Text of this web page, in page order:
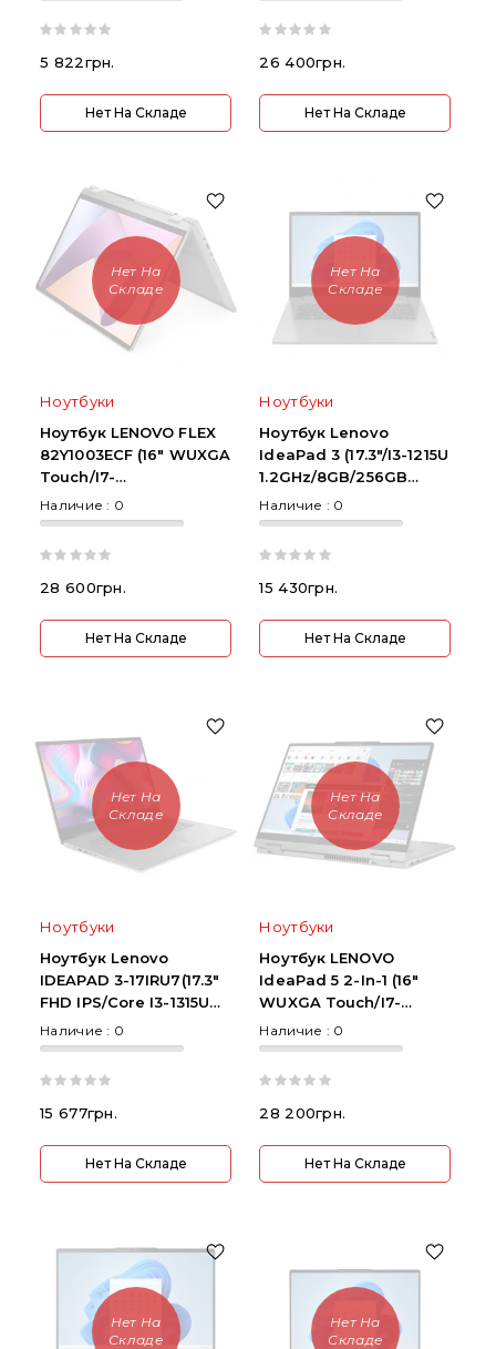
5 822грн.
Нет На Складе
26 400грн.
Нет На Складе
Нет На
Складе
Ноутбуки
Ноутбук LENOVO FLEX
82Y1003ECF (16" WUXGA
Touch/i7-
1355U/16GB/1TB
SSD/Win 11)
Наличие : 0
28 600грн.
Нет На Складе
Нет На
Складе
Ноутбуки
Ноутбук Lenovo
IdeaPad 3 (17.3"/i3-1215U
1.2GHz/8GB/256GB
SSD/HD+/Intel
Graphics)
Наличие : 0
15 430грн.
Нет На Складе
Нет На
Складе
Ноутбуки
Ноутбук Lenovo
IDEAPAD 3-17IRU7(17.3"
FHD IPS/Core I3-1315U
1.2GHz/8GB DDR4/SSD
512/W11H)
Наличие : 0
15 677грн.
Нет На Складе
Нет На
Складе
Ноутбуки
Ноутбук LENOVO
IdeaPad 5 2-In-1 (16"
WUXGA Touch/i7-
150U/16GB/1TB SSD/Intel
Graphics/Win 11
Наличие : 0
28 200грн.
Нет На Складе
Нет На
Складе
Нет На
Складе